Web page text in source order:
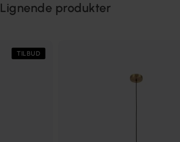
Lignende produkter
TILBUD